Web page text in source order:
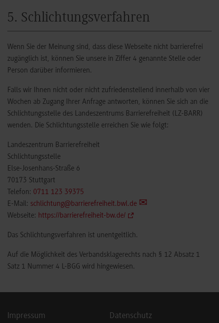
5. Schlichtungsverfahren
Wenn Sie der Meinung sind, dass diese Webseite nicht barrierefrei
zugänglich ist, können Sie unsere in Ziffer 4 genannte Stelle oder
Person darüber informieren.
Falls wir Ihnen nicht oder nicht zufriedenstellend innerhalb von vier
Wochen ab Zugang Ihrer Anfrage antworten, können Sie sich an die
Schlichtungsstelle des Landeszentrums Barrierefreiheit (LZ-BARR)
wenden. Die Schlichtungsstelle erreichen Sie wie folgt:
Landeszentrum Barrierefreiheit
Schlichtungsstelle
Else-Josenhans-Straße 6
70173 Stuttgart
Telefon: 0711 123 39375
E-Mail: schlichtung@barrierefreiheit.bwl.de
Webseite: https://barrierefreiheit-bw.de/
Das Schlichtungsverfahren ist unentgeltlich.
Auf die Möglichkeit des Verbandsklagerechts nach § 12 Absatz 1
Satz 1 Nummer 4 L-BGG wird hingewiesen.
Impressum Datenschutz